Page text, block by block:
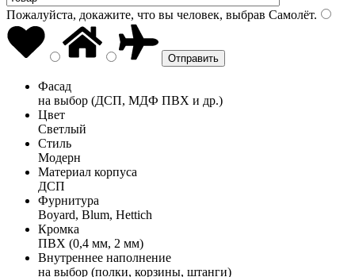
Пожалуйста, докажите, что вы человек, выбрав Самолёт.
Фасад
на выбор (ДСП, МДФ ПВХ и др.)
Цвет
Светлый
Стиль
Модерн
Материал корпуса
ДСП
Фурнитура
Boyard, Blum, Hettich
Кромка
ПВХ (0,4 мм, 2 мм)
Внутреннее наполнение
на выбор (полки, корзины, штанги)